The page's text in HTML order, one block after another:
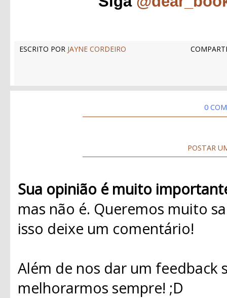
ESCRITO POR JAYNE CORDEIRO
0
POSTAR
Sua opinião é muito
mas não é. Queremos muito
isso deixe um comentário!
Além de nos dar um
melhorarmos sempre! ;D